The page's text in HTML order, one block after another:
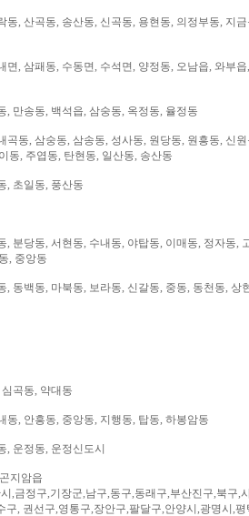
, 산곡동, 송산동, 신곡동, 용현동, 의정부동, 지
, 삼패동, 수동면, 수석면, 양정동, 오남읍, 와부읍
, 만송동, 백석읍, 삼숭동, 옥정동, 율정동
동, 삼숭동, 삼송동, 성사동, 원당동, 원흥동, 신
동, 주엽동, 탄현동, 일산동, 송산동
, 초일동, 풍산동
분당동, 서현동, 수내동, 야탑동, 이매동, 정자동,
, 중앙동
동백동, 마북동, 보라동, 신갈동, 중동, 동천동, 상
곡동, 약대동
동, 안흥동, 중앙동, 지행동, 탑동, 하봉암동
운정동, 운정신도시
지암읍
,금정구,기장군,남구,동구,동래구,부산진구,북구,
, 권선구,영통구,장안구,팔달구,안양시,광명시,평